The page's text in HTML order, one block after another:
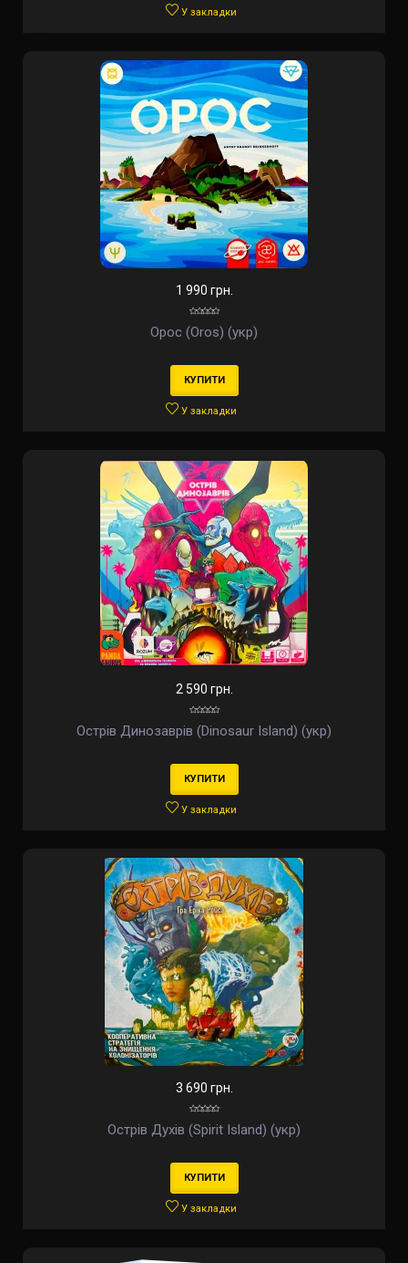
У закладки
1 990 грн.
Орос (Oros) (укр)
КУПИТИ
У закладки
2 590 грн.
Острів Динозаврів (Dinosaur Island) (укр)
КУПИТИ
У закладки
3 690 грн.
Острів Духів (Spirit Island) (укр)
КУПИТИ
У закладки